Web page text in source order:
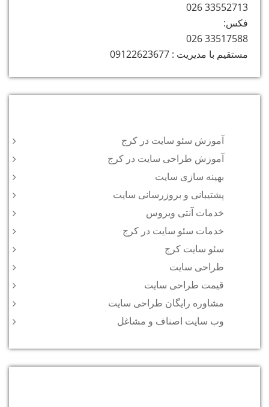
33552713 026
فکس:
33517588 026
مستقیم با مدیریت : 09122623677
آموزش سئو سایت در کرج
آموزش طراحی سایت در کرج
بهینه سازی سایت
پشتیبانی و بروزرسانی سایت
خدمات آنتی ویروس
خدمات سئو سایت در کرج
سئو سایت کرج
طراحی سایت
قیمت طراحی سایت
مشاوره رایگان طراحی سایت
وب سایت اصناف و مشاغل